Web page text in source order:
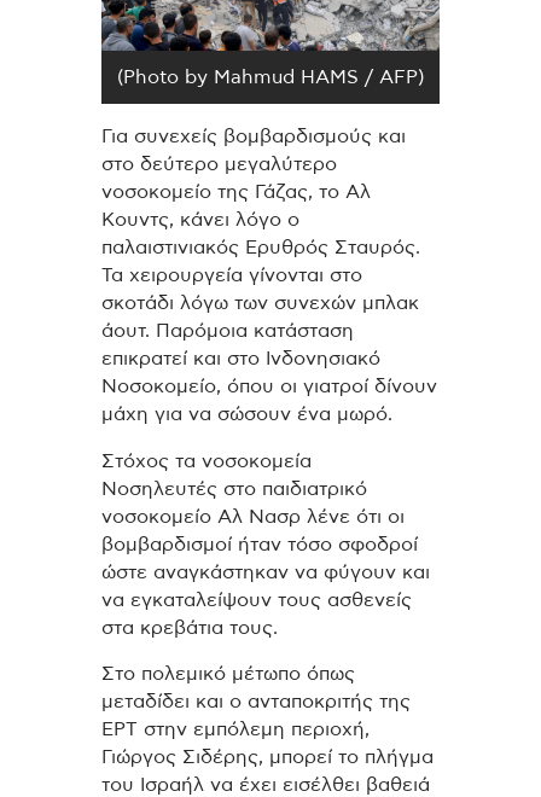
(Photo by Mahmud HAMS / AFP)
Για συνεχείς βομβαρδισμούς και
στο δεύτερο μεγαλύτερο
νοσοκομείο της Γάζας, το Αλ
Κουντς, κάνει λόγο ο
παλαιστινιακός Ερυθρός Σταυρός.
Τα χειρουργεία γίνονται στο
σκοτάδι λόγω των συνεχών μπλακ
άουτ. Παρόμοια κατάσταση
επικρατεί και στο Ινδονησιακό
Νοσοκομείο, όπου οι γιατροί δίνουν
μάχη για να σώσουν ένα μωρό.
Στόχος τα νοσοκομεία
Νοσηλευτές στο παιδιατρικό
νοσοκομείο Αλ Νασρ λένε ότι οι
βομβαρδισμοί ήταν τόσο σφοδροί
ώστε αναγκάστηκαν να φύγουν και
να εγκαταλείψουν τους ασθενείς
στα κρεβάτια τους.
Στο πολεμικό μέτωπο όπως
μεταδίδει και ο ανταποκριτής της
ΕΡΤ στην εμπόλεμη περιοχή,
Γιώργος Σιδέρης, μπορεί το πλήγμα
του Ισραήλ να έχει εισέλθει βαθειά